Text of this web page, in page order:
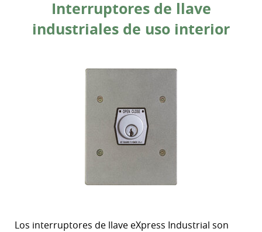
Interruptores de llave
industriales de uso interior
Los interruptores de llave eXpress Industrial son